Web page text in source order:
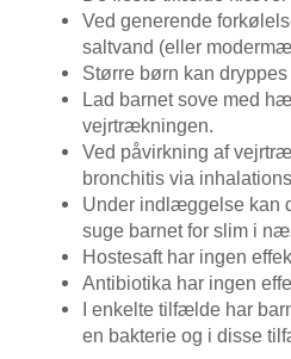
Ved generende
saltvand (eller
Større børn kan
Lad barnet sove med
vejrtrækningen.
Ved påvirkning af
bronchitis via
Under indlæggelse kan
suge barnet for slim i
Hostesaft har ingen
Antibiotika har ingen
I enkelte tilfælde har
en bakterie og i disse